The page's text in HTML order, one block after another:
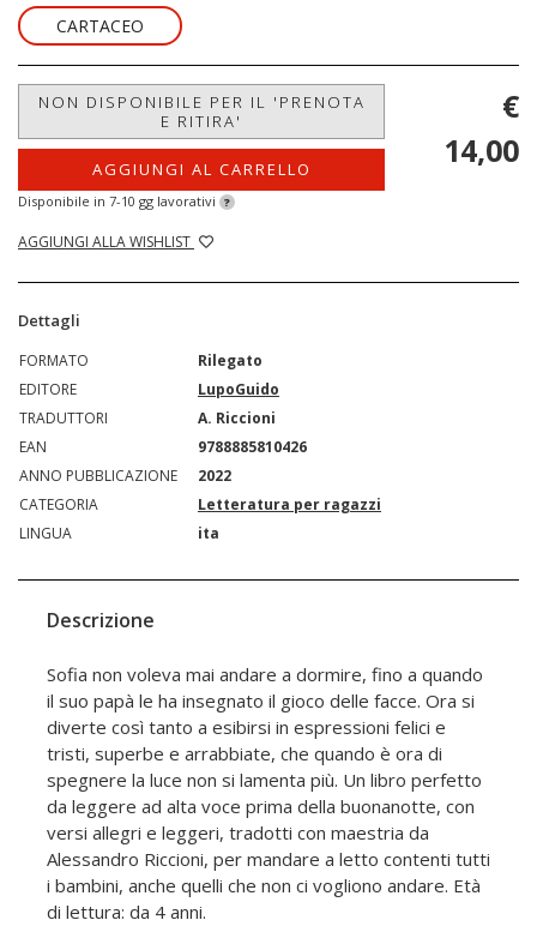
CARTACEO
NON DISPONIBILE PER IL 'PRENOTA
E RITIRA'
AGGIUNGI AL CARRELLO
Disponibile in 7-10 gg lavorativi ?
AGGIUNGI ALLA WISHLIST
€
14,00
Dettagli
FORMATO
Rilegato
EDITORE
LupoGuido
TRADUTTORI
A. Riccioni
EAN
9788885810426
ANNO PUBBLICAZIONE
2022
CATEGORIA
Letteratura per ragazzi
LINGUA
ita
Descrizione
Sofia non voleva mai andare a dormire, fino a quando
il suo papà le ha insegnato il gioco delle facce. Ora si
diverte così tanto a esibirsi in espressioni felici e
tristi, superbe e arrabbiate, che quando è ora di
spegnere la luce non si lamenta più. Un libro perfetto
da leggere ad alta voce prima della buonanotte, con
versi allegri e leggeri, tradotti con maestria da
Alessandro Riccioni, per mandare a letto contenti tutti
i bambini, anche quelli che non ci vogliono andare. Età
di lettura: da 4 anni.